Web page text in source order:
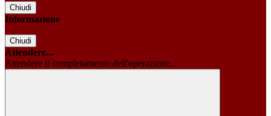
Chiudi
Informazione
Chiudi
Attendere...
Attendere il completamento dell'operazione...